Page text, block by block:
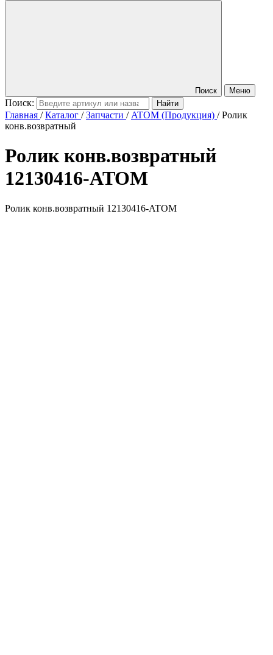
Поиск Меню
Поиск:
Главная /Каталог /Запчасти / ATOM (Продукция) /Ролик
конв.возвратный
Ролик конв.возвратный
12130416-ATOM
Ролик конв.возвратный 12130416-ATOM